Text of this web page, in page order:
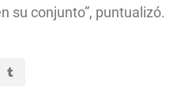
su conjunto”, puntualizó.